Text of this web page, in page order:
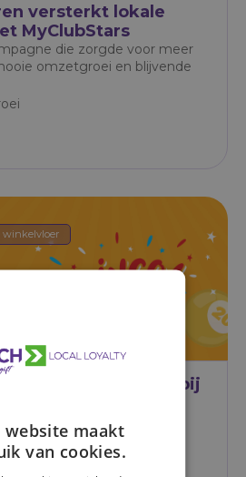
versterkt lokale
MyClubStars
die zorgde voor meer
omzetgroei en blijvende
winkelvloer
voor omzetgroei bij
Delft
actie bracht klanten vaker
veel enthousiasme.
website maakt
van cookies.